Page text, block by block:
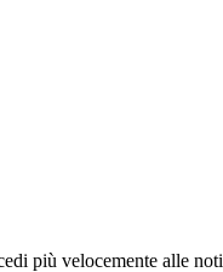
più velocemente alle